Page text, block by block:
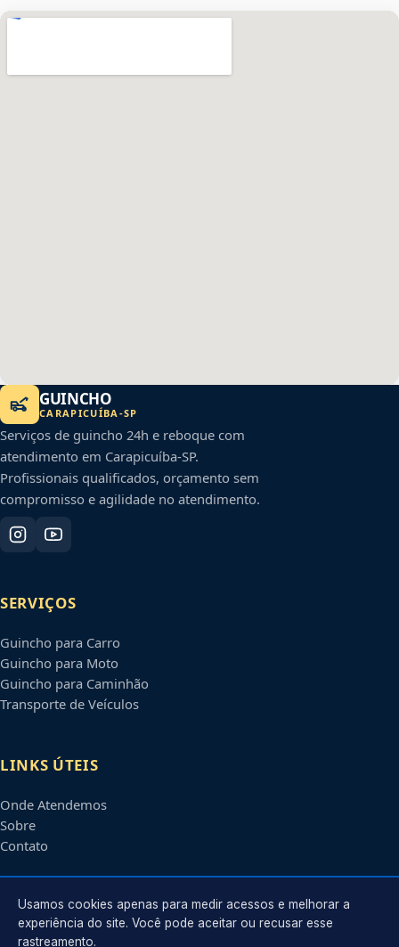
GUINCHO
CARAPICUÍBA -SP
Serviços de guincho 24h e reboque com
atendimento em Carapicuíba-SP.
Profissionais qualificados, orçamento sem
compromisso e agilidade no atendimento.
SERVIÇOS
Guincho para Carro
Guincho para Moto
Guincho para Caminhão
Transporte de Veículos
LINKS ÚTEIS
Onde Atendemos
Sobre
Contato
CONTATO
Usamos cookies apenas para medir acessos e melhorar a
experiência do site. Você pode aceitar ou recusar esse
rastreamento.